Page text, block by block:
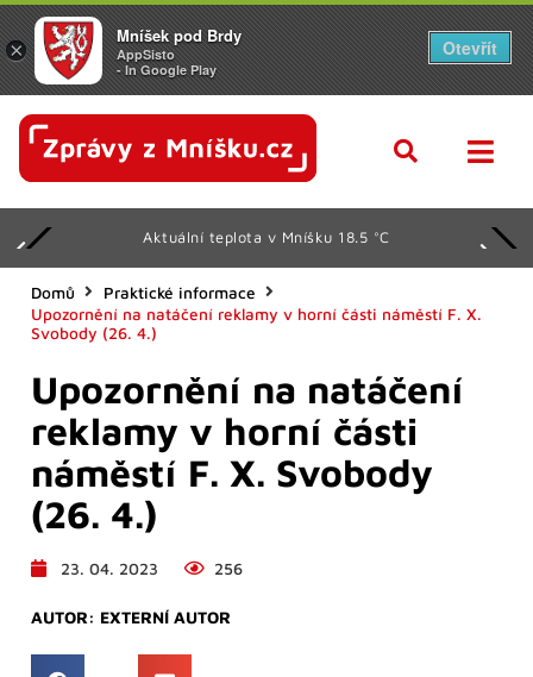
Aktuální teplota v Mníšku 18.5 °C
Domů
Praktické informace
Upozornění na natáčení reklamy v horní části náměstí F. X.
Svobody (26. 4.)
Upozornění na natáčení
reklamy v horní části
náměstí F. X. Svobody
(26. 4.)
23. 04. 2023 256
AUTOR: EXTERNÍ AUTOR
×
Mníšek pod Brdy
AppSisto
- In Google Play
Otevřít